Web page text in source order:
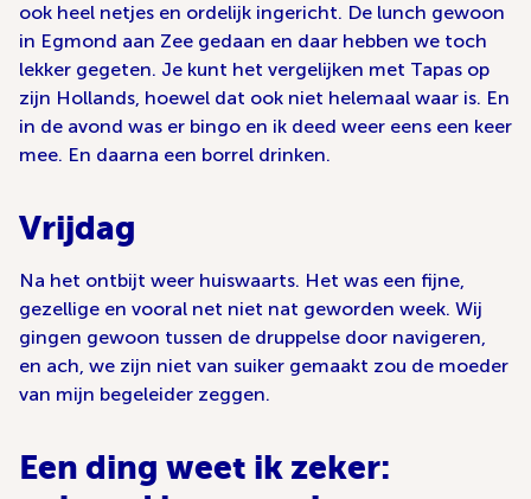
ook heel netjes en ordelijk ingericht. De lunch gewoon
in Egmond aan Zee gedaan en daar hebben we toch
lekker gegeten. Je kunt het vergelijken met Tapas op
zijn Hollands, hoewel dat ook niet helemaal waar is. En
in de avond was er bingo en ik deed weer eens een keer
mee. En daarna een borrel drinken.
Vrijdag
Na het ontbijt weer huiswaarts. Het was een fijne,
gezellige en vooral net niet nat geworden week. Wij
gingen gewoon tussen de druppelse door navigeren,
en ach, we zijn niet van suiker gemaakt zou de moeder
van mijn begeleider zeggen.
Een ding weet ik zeker: